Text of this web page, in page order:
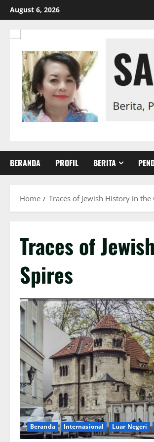
Skip
to
content
August 6, 2026
BERANDA PROFIL BERITA
Home Traces of Jewish History in
Traces of
Spires
Beranda Internasional Luar Negeri